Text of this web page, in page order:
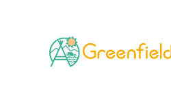
TOP キャンプのフィ